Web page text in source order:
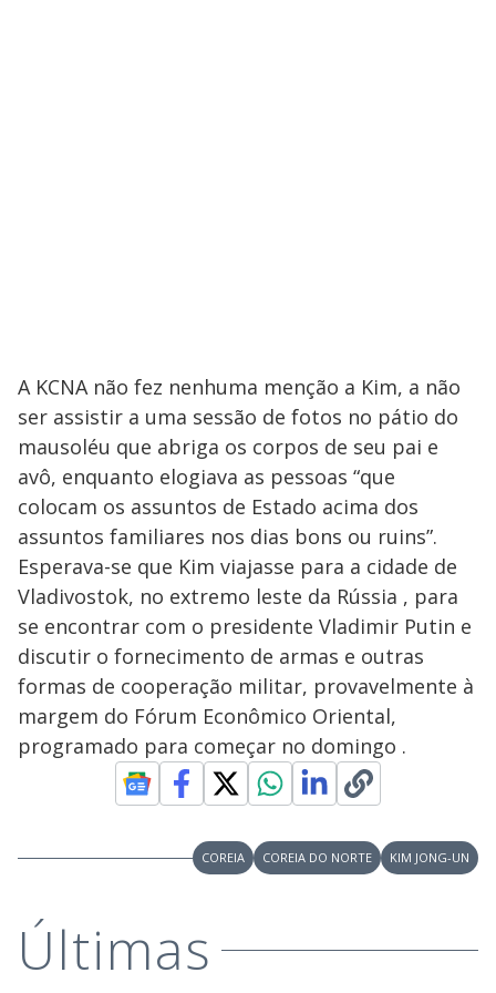
A KCNA não fez nenhuma menção a Kim, a não
ser assistir a uma sessão de fotos no pátio do
mausoléu que abriga os corpos de seu pai e
avô, enquanto elogiava as pessoas “que
colocam os assuntos de Estado acima dos
assuntos familiares nos dias bons ou ruins”.
Esperava-se que Kim viajasse para a cidade de
Vladivostok, no extremo leste da Rússia , para
se encontrar com o presidente Vladimir Putin e
discutir o fornecimento de armas e outras
formas de cooperação militar, provavelmente à
margem do Fórum Econômico Oriental,
programado para começar no domingo .
COREIA COREIA DO NORTE KIM JONG-UN
Últimas